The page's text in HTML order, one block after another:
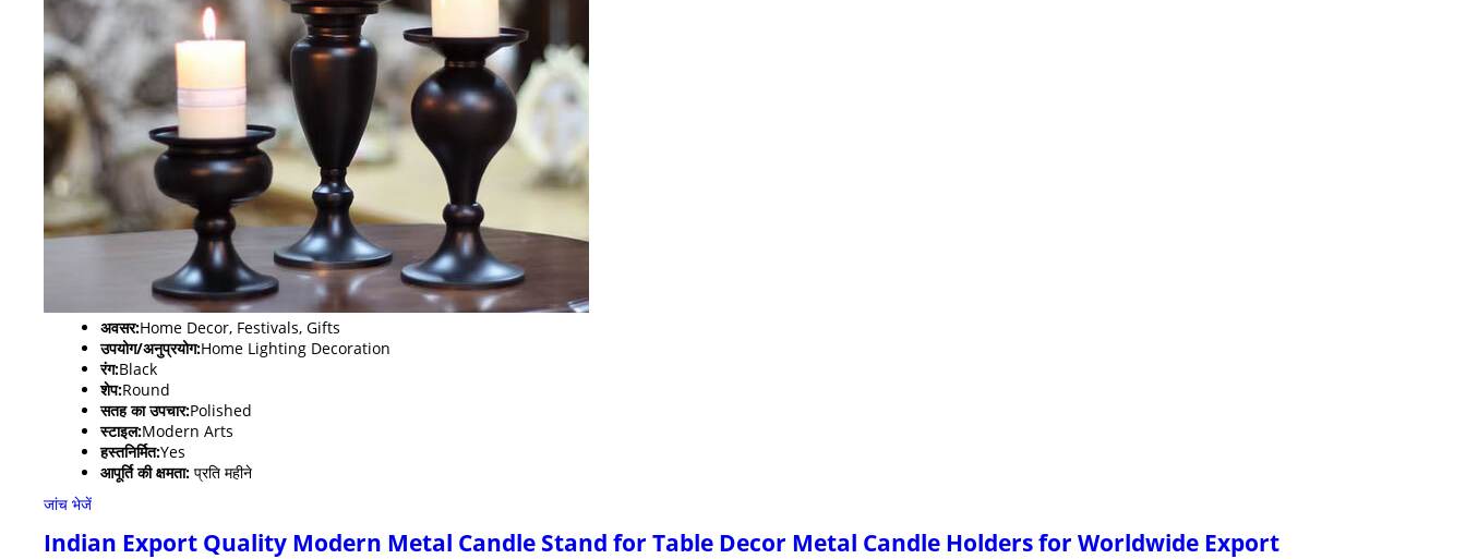
अवसर:Home Decor, Festivals, Gifts
उपयोग/अनुप्रयोग:Home Lighting Decoration
रंग:Black
शेप:Round
सतह का उपचार:Polished
स्टाइल:Modern Arts
हस्तनिर्मित:Yes
आपूर्ति की क्षमता: प्रति महीने
जांच भेजें
Indian Export Quality Modern Metal Candle Stand for Table Decor Metal Candle Holders for Worldwide Export